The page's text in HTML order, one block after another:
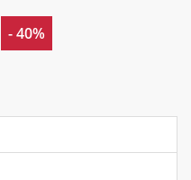
- 40%